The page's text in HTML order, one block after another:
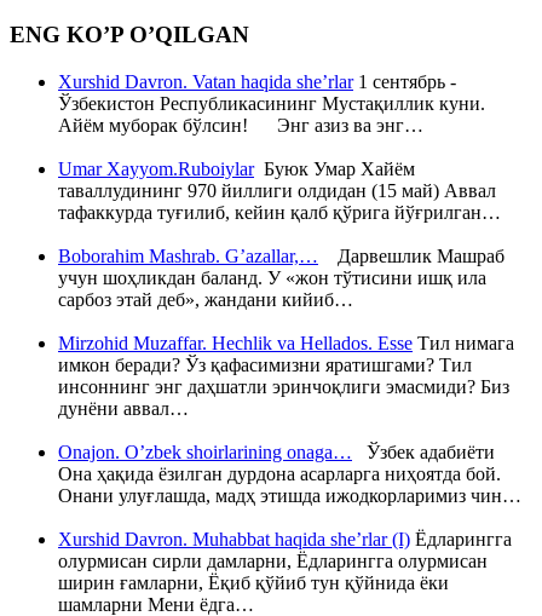
ENG KO’P O’QILGAN
Xurshid Davron. Vatan haqida she’rlar1 сентябрь -
Ўзбекистон Республикасининг Мустақиллик куни.
Айём муборак бўлсин! Энг азиз ва энг…
Umar Xayyom.RuboiylarБуюк Умар Хайём
таваллудининг 970 йиллиги олдидан (15 май) Аввал
тафаккурда туғилиб, кейин қалб қўрига йўғрилган…
Boborahim Mashrab. G’azallar,… Дарвешлик Машраб
учун шоҳликдан баланд. У «жон тўтисини ишқ ила
сарбоз этай деб», жандани кийиб…
Mirzohid Muzaffar. Hechlik va Hellados. Esse Тил нимага
имкон беради? Ўз қафасимизни яратишгами? Тил
инсоннинг энг даҳшатли эринчоқлиги эмасмиди? Биз
дунёни аввал…
Onajon. O’zbek shoirlarining onaga… Ўзбек адабиёти
Она ҳақида ёзилган дурдона асарларга ниҳоятда бой.
Онани улуғлашда, мадҳ этишда ижодкорларимиз чин…
Xurshid Davron. Muhabbat haqida she’rlar (I) Ёдларингга
олурмисан сирли дамларни, Ёдларингга олурмисан
ширин ғамларни, Ёқиб қўйиб тун қўйнида ёки
шамларни Мени ёдга…